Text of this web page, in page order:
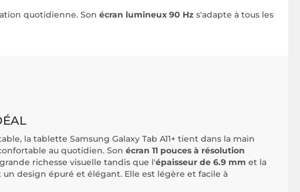
quotidienne. Son écran lumineux 90 Hz s'adapte à tous les
la tablette Samsung Galaxy Tab A11+ tient dans la main
au quotidien. Son écran 11 pouces à résolution
richesse visuelle tandis que l'épaisseur de 6.9 mm et la
design épuré et élégant. Elle est légère et facile à